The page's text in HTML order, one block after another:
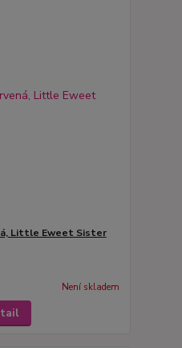
Little Eweet Sister
Není skladem